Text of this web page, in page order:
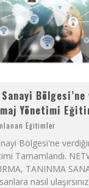
Yönetimi
Eğitimler
Bölgesi'ne
Tamamlandı.
TANINMA
nasıl